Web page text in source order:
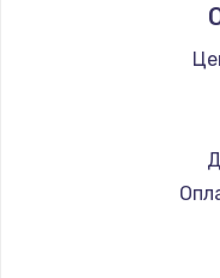
Ремонт